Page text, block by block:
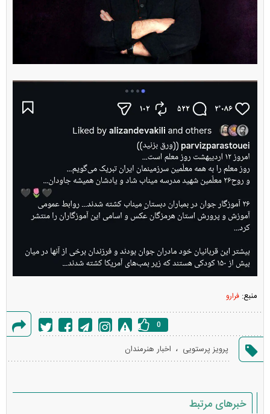
منبع: فرارو
گزارش
خطا
0
پرویز پرستویی ، اخبار هنرمندان
خبرهای مرتبط